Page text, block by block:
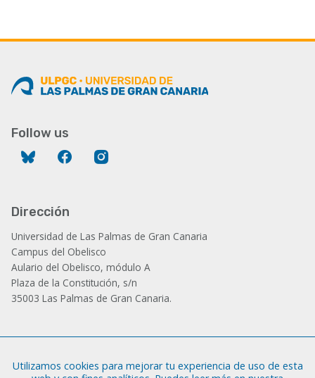
Follow us
Bluesky Facebook
Dirección
Universidad de Las Palmas de Gran Canaria
Campus del Obelisco
Aulario del Obelisco, módulo A
Plaza de la Constitución, s/n
35003 Las Palmas de Gran Canaria.
Tfno.: +34 928 452 771 / 452 787
Utilizamos cookies para mejorar tu experiencia de uso de esta